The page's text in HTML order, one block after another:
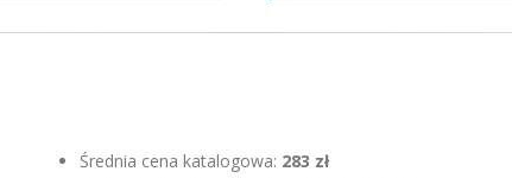
Średnia cena katalogowa: 283 zł